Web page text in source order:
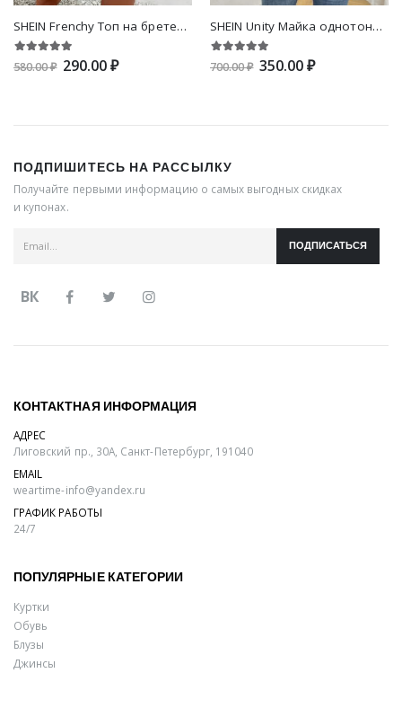
SHEIN Frenchy Топ на бретельках с ажурной вышивкой
580.00 ₽ 290.00 ₽
SHEIN Unity Майка однотонный с цепочкой
700.00 ₽ 350.00 ₽
ПОДПИШИТЕСЬ НА РАССЫЛКУ
Получайте первыми информацию о самых выгодных скидках
и купонах.
ПОДПИСАТЬСЯ
ВК
КОНТАКТНАЯ ИНФОРМАЦИЯ
АДРЕС
Лиговский пр., 30А, Санкт-Петербург, 191040
EMAIL
weartime-info@yandex.ru
ГРАФИК РАБОТЫ
24/7
ПОПУЛЯРНЫЕ КАТЕГОРИИ
Куртки
Обувь
Блузы
Джинсы